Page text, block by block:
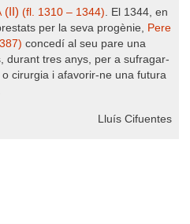
(II) (fl. 1310 – 1344). El 1344, en
per la seva progènie, Pere
concedí al seu pare una
durant tres anys, per a sufragar-
cirurgia i afavorir-ne una futura
Lluís Cifuentes